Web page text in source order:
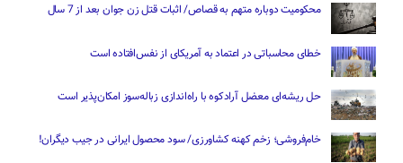
محکومیت دوباره متهم به قصاص/ اثبات قتل زن جوان بعد از 7 سال
خطای محاسباتی در اعتماد به آمریکای از نفس‌افتاده است
حل ریشه‌ای معضل آرادکوه با راه‌اندازی زباله‌سوز امکان‌پذیر است
خام‌فروشی؛ زخم کهنه کشاورزی/ سود محصول ایرانی در جیب دیگران!